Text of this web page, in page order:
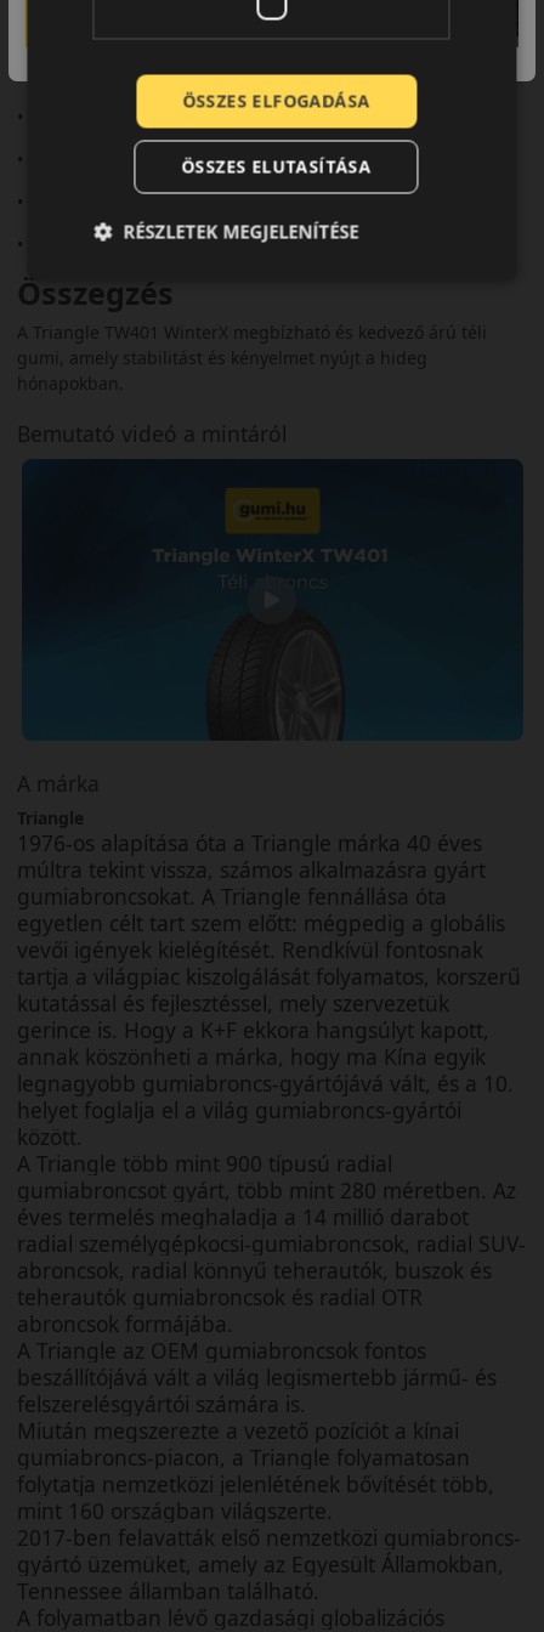
Fő előnyök röviden:
• Megbízható havas és jeges tapadás
• Irányított futófelület
• Aquaplaning elleni védelem
• Kiegyensúlyozott zajszint
• 3PMSF minősítés
Összegzés
A Triangle TW401 WinterX megbízható és kedvező árú téli
gumi, amely stabilitást és kényelmet nyújt a hideg
hónapokban.
Bemutató videó a mintáról
A márka
Triangle
1976-os alapítása óta a Triangle márka 40 éves
múltra tekint vissza, számos alkalmazásra gyárt
gumiabroncsokat. A Triangle fennállása óta
egyetlen célt tart szem előtt: mégpedig a globális
vevői igények kielégítését. Rendkívül fontosnak
tartja a világpiac kiszolgálását folyamatos, korszerű
kutatással és fejlesztéssel, mely szervezetük
gerince is. Hogy a K+F ekkora hangsúlyt kapott,
annak köszönheti a márka, hogy ma Kína egyik
legnagyobb gumiabroncs-gyártójává vált, és a 10.
helyet foglalja el a világ gumiabroncs-gyártói
között.
A Triangle több mint 900 típusú radial
gumiabroncsot gyárt, több mint 280 méretben. Az
éves termelés meghaladja a 14 millió darabot
radial személygépkocsi-gumiabroncsok, radial SUV-
abroncsok, radial könnyű teherautók, buszok és
teherautók gumiabroncsok és radial OTR
abroncsok formájába.
A Triangle az OEM gumiabroncsok fontos
beszállítójává vált a világ legismertebb jármű- és
felszerelésgyártói számára is.
Miután megszerezte a vezető pozíciót a kínai
gumiabroncs-piacon, a Triangle folyamatosan
folytatja nemzetközi jelenlétének bővítését több,
mint 160 országban világszerte.
2017-ben felavatták első nemzetközi gumiabroncs-
gyártó üzemüket, amely az Egyesült Államokban,
Tennessee államban található.
A folyamatban lévő gazdasági globalizációs
ÖSSZES ELFOGADÁSA
ÖSSZES ELUTASÍTÁSA
RÉSZLETEK MEGJELENÍTÉSE